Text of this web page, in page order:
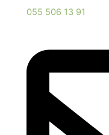
055 506 13 91